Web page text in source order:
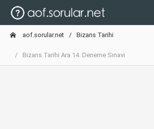
aof.sorular.net Bizans Tarihi
Bizans Tarihi Ara 14. Deneme Sınavı